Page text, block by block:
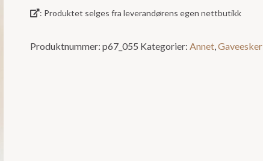
av: Produktet selges fra leverandørens egen nettbutikk
Produktnummer:p67_055 Kategorier:Annet,Gaveesker